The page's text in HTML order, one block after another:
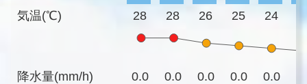
気温(℃)
降水量(mm/h)
28 28 26 25 24
0.0 0.0 0.0 0.0 0.0